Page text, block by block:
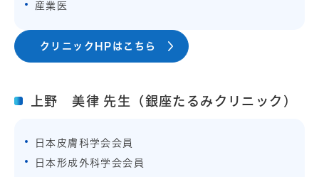
産業医
クリニックHPはこちら
上野 美律 先生（銀座たるみクリニック）
日本皮膚科学会会員
日本形成外科学会会員